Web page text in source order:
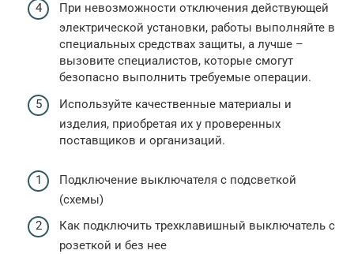
При невозможности отключения действующей
электрической установки, работы выполняйте в
специальных средствах защиты, а лучше –
вызовите специалистов, которые смогут
безопасно выполнить требуемые операции.
Используйте качественные материалы и
изделия, приобретая их у проверенных
поставщиков и организаций.
Подключение выключателя с подсветкой
(схемы)
Как подключить трехклавишный выключатель с
розеткой и без нее